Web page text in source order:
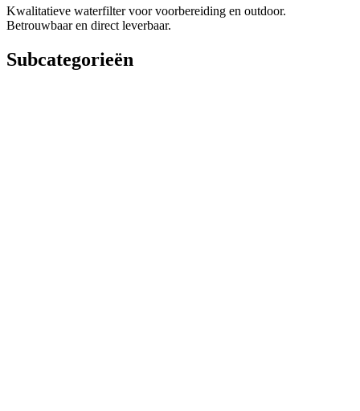
Kwalitatieve waterfilter voor voorbereiding en outdoor.
Betrouwbaar en direct leverbaar.
Subcategorieën